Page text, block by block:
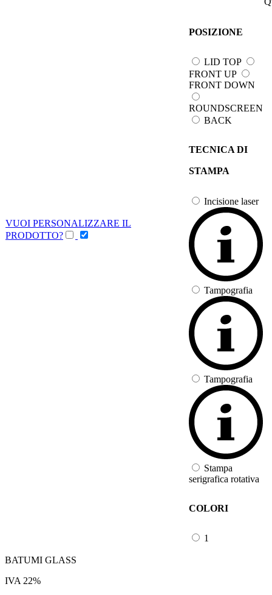
VUOI PERSONALIZZARE IL
PRODOTTO?
POSIZIONE
LID TOP
FRONT UP
FRONT DOWN
ROUNDSCREEN
BACK
TECNICA DI
STAMPA
Incisione laser
Tampografia
Tampografia
Stampa
serigrafica rotativa
COLORI
1
BATUMI GLASS
IVA 22%